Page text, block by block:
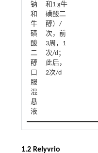
钠
和
牛
磺
酸
二
醇
口
服
混
悬
液
和1 g牛
磺酸二
醇）/
次，前
3周，1
次/d；
此后，
2次/d
1.2 Relyvrio